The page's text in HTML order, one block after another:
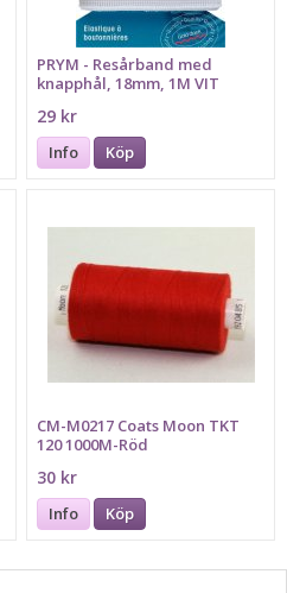
PRYM - Resårband med
knapphål, 18mm, 1M VIT
29 kr
Info Köp
CM-M0217 Coats Moon TKT
120 1000M-Röd
30 kr
Info Köp